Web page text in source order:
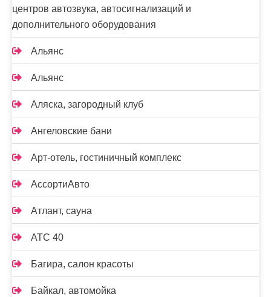
центров автозвука, автосигнализаций и
дополнительного оборудования
Альянс
Альянс
Аляска, загородный клуб
Ангеловские бани
Арт-отель, гостиничный комплекс
АссортиАвто
Атлант, сауна
АТС 40
Багира, салон красоты
Байкал, автомойка